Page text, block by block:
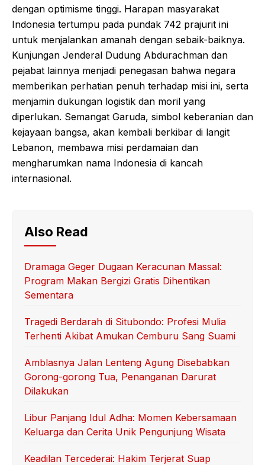
dengan optimisme tinggi. Harapan masyarakat
Indonesia tertumpu pada pundak 742 prajurit ini
untuk menjalankan amanah dengan sebaik-baiknya.
Kunjungan Jenderal Dudung Abdurachman dan
pejabat lainnya menjadi penegasan bahwa negara
memberikan perhatian penuh terhadap misi ini, serta
menjamin dukungan logistik dan moril yang
diperlukan. Semangat Garuda, simbol keberanian dan
kejayaan bangsa, akan kembali berkibar di langit
Lebanon, membawa misi perdamaian dan
mengharumkan nama Indonesia di kancah
internasional.
Also Read
Dramaga Geger Dugaan Keracunan Massal:
Program Makan Bergizi Gratis Dihentikan
Sementara
Tragedi Berdarah di Situbondo: Profesi Mulia
Terhenti Akibat Amukan Cemburu Sang Suami
Amblasnya Jalan Lenteng Agung Disebabkan
Gorong-gorong Tua, Penanganan Darurat
Dilakukan
Libur Panjang Idul Adha: Momen Kebersamaan
Keluarga dan Cerita Unik Pengunjung Wisata
Keadilan Tercederai: Hakim Terjerat Suap